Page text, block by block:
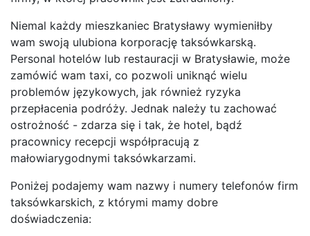
Niemal każdy mieszkaniec Bratysławy wymieniłby
wam swoją ulubiona korporację taksówkarską.
Personal hotelów lub restauracji w Bratysławie, może
zamówić wam taxi, co pozwoli uniknąć wielu
problemów językowych, jak również ryzyka
przepłacenia podróży. Jednak należy tu zachować
ostrożność - zdarza się i tak, że hotel, bądź
pracownicy recepcji współpracują z
małowiarygodnymi taksówkarzami.
Poniżej podajemy wam nazwy i numery telefonów firm
taksówkarskich, z którymi mamy dobre
doświadczenia: